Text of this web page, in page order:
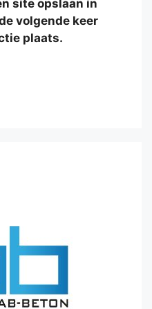
site opslaan in
volgende keer
plaats.